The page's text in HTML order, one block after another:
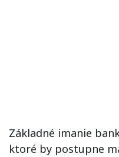
Základné imanie
ktoré by postupne